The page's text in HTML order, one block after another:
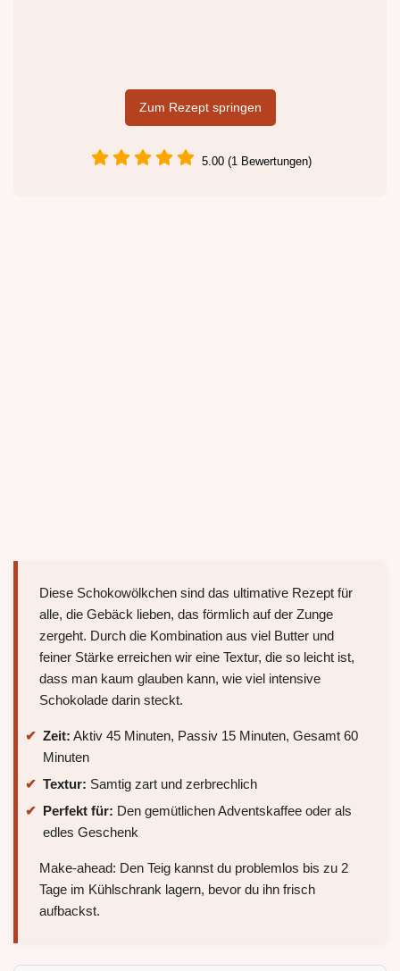
Zum Rezept springen
5.00 (1 Bewertungen)
Diese Schokowölkchen sind das ultimative Rezept für
alle, die Gebäck lieben, das förmlich auf der Zunge
zergeht. Durch die Kombination aus viel Butter und
feiner Stärke erreichen wir eine Textur, die so leicht ist,
dass man kaum glauben kann, wie viel intensive
Schokolade darin steckt.
Zeit: Aktiv 45 Minuten, Passiv 15 Minuten, Gesamt 60
Minuten
Textur: Samtig zart und zerbrechlich
Perfekt für: Den gemütlichen Adventskaffee oder als
edles Geschenk
Make-ahead: Den Teig kannst du problemlos bis zu 2
Tage im Kühlschrank lagern, bevor du ihn frisch
aufbackst.